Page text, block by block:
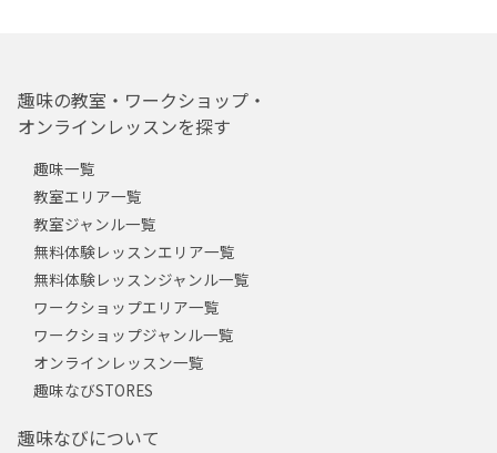
趣味の教室・ワークショップ・
オンラインレッスンを探す
趣味一覧
教室エリア一覧
教室ジャンル一覧
無料体験レッスンエリア一覧
無料体験レッスンジャンル一覧
ワークショップエリア一覧
ワークショップジャンル一覧
オンラインレッスン一覧
趣味なびSTORES
趣味なびについて